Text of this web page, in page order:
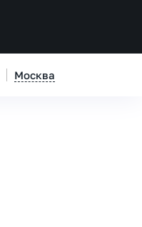
Москва